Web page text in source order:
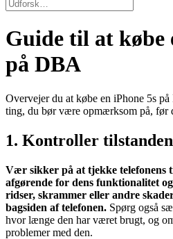
Guide til at købe
på DBA
Overvejer du at købe en iPhone 5s
ting, du bør være opmærksom på, før
1. Kontroller tilstanden
Vær sikker på at tjekke telefonens
afgørende for dens funktionalitet
ridser, skrammer eller andre
bagsiden af telefonen. Spørg også
hvor længe den har været brugt, og
problemer med den.